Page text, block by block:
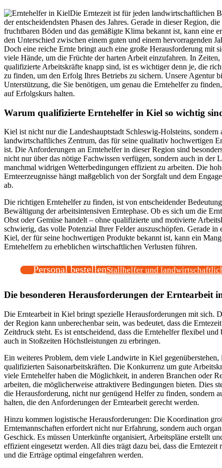
Die Erntezeit ist für jeden landwirtschaftlichen
der entscheidendsten Phasen des Jahres. Gerade in dieser Region,
fruchtbaren Böden und das gemäßigte Klima bekannt ist, kann eine
den Unterschied zwischen einem guten und einem hervorragenden
Doch eine reiche Ernte bringt auch eine große Herausforderung mit
viele Hände, um die Früchte der harten Arbeit einzufahren. In Zeiten,
qualifizierte Arbeitskräfte knapp sind, ist es wichtiger denn je, die
zu finden, um den Erfolg Ihres Betriebs zu sichern. Unsere Agentur
Unterstützung, die Sie benötigen, um genau die Erntehelfer zu
auf Erfolgskurs halten.
Warum qualifizierte Erntehelfer in Kiel so wichtig
Kiel ist nicht nur die Landeshauptstadt Schleswig-Holsteins, sondern
landwirtschaftliches Zentrum, das für seine qualitativ hochwertigen
ist. Die Anforderungen an Erntehelfer in dieser Region sind
nicht nur über das nötige Fachwissen verfügen, sondern auch in der
manchmal widrigen Wetterbedingungen effizient zu arbeiten. Die
Ernteerzeugnisse hängt maßgeblich von der Sorgfalt und dem
ab.
Die richtigen Erntehelfer zu finden, ist von entscheidender
Bewältigung der arbeitsintensiven Erntephase. Ob es sich um die
Obst oder Gemüse handelt – ohne qualifizierte und motivierte
schwierig, das volle Potenzial Ihrer Felder auszuschöpfen. Gerade
Kiel, der für seine hochwertigen Produkte bekannt ist, kann ein
Erntehelfern zu erheblichen wirtschaftlichen Verlusten führen.
Personal bestellenStallhelfer und
Die besonderen Herausforderungen der Erntearbeit
Die Erntearbeit in Kiel bringt spezielle Herausforderungen mit sich.
der Region kann unberechenbar sein, was bedeutet, dass die
Zeitdruck steht. Es ist entscheidend, dass die Erntehelfer flexibel und
auch in Stoßzeiten Höchstleistungen zu erbringen.
Ein weiteres Problem, dem viele Landwirte in Kiel gegenüberstehen,
qualifizierten Saisonarbeitskräften. Die Konkurrenz um gute
viele Erntehelfer haben die Möglichkeit, in anderen Branchen oder
arbeiten, die möglicherweise attraktivere Bedingungen bieten. Dies
die Herausforderung, nicht nur genügend Helfer zu finden, sondern
halten, die den Anforderungen der Erntearbeit gerecht werden.
Hinzu kommen logistische Herausforderungen: Die Koordination
Erntemannschaften erfordert nicht nur Erfahrung, sondern auch
Geschick. Es müssen Unterkünfte organisiert, Arbeitspläne erstellt
effizient eingesetzt werden. All dies trägt dazu bei, dass die Erntezeit
und die Erträge optimal eingefahren werden.